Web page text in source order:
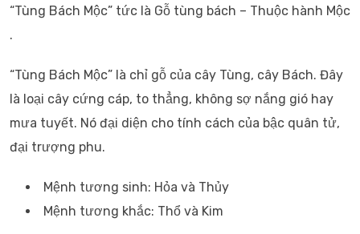
“Tùng Bách Mộc” tức là Gỗ tùng bách – Thuộc hành Mộc
.
“Tùng Bách Mộc” là chỉ gỗ của cây Tùng, cây Bách. Đây
là loại cây cứng cáp, to thẳng, không sợ nắng gió hay
mưa tuyết. Nó đại diện cho tính cách của bậc quân tử,
đại trượng phu.
Mệnh tương sinh: Hỏa và Thủy
Mệnh tương khắc: Thổ và Kim